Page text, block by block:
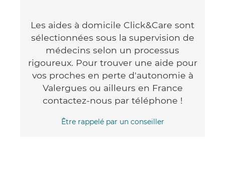
Les aides à domicile Click&Care sont
sélectionnées sous la supervision de
médecins selon un processus
rigoureux. Pour trouver une aide pour
vos proches en perte d'autonomie à
Valergues ou ailleurs en France
contactez-nous par téléphone !
Être rappelé par un conseiller